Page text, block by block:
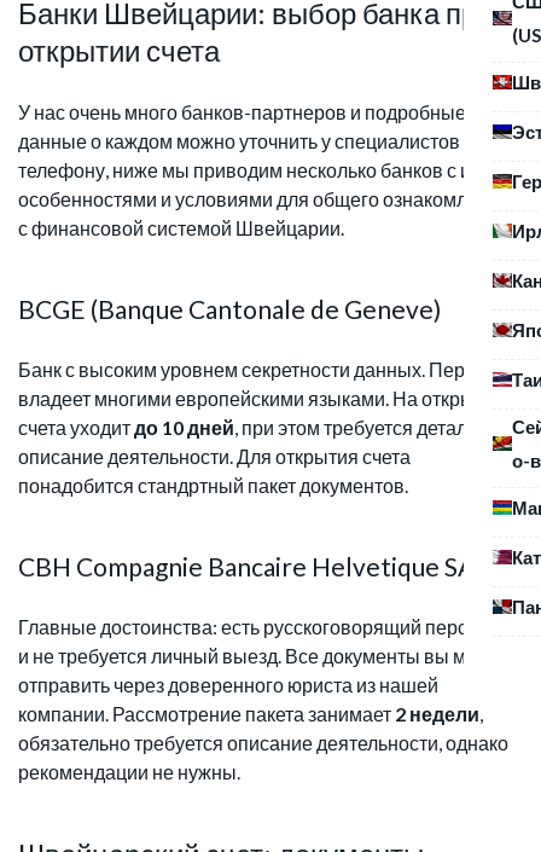
о-
Банки Швейцарии: выбор банка при
открытии счета
У нас очень много банков-партнеров и подробные
данные о каждом можно уточнить у специалистов по
телефону, ниже мы приводим несколько банков с их
особенностями и условиями для общего ознакомления
с финансовой системой Швейцарии.
BCGE (Banque Cantonale de Geneve)
Банк с высоким уровнем секретности данных. Персонал
владеет многими европейскими языками. На открытие
счета уходитдо 10 дней, при этом требуется детальное
описание деятельности. Для открытия счета
понадобится стандртный пакет документов.
CBH Compagnie Bancaire Helvetique SA
Главные достоинства: есть русскоговорящий персонал
и не требуется личный выезд. Все документы вы можете
отправить через доверенного юриста из нашей
компании. Рассмотрение пакета занимает 2 недели,
обязательно требуется описание деятельности, однако
рекомендации не нужны.